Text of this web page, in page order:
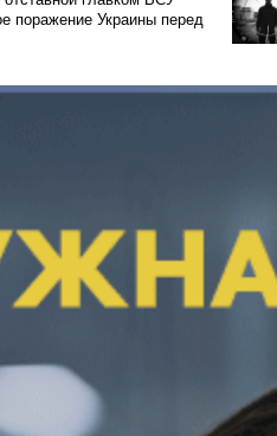
поражение Украины перед